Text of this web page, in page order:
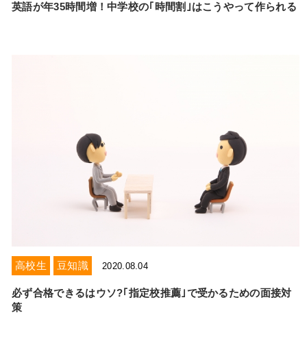
英語が年35時間増！中学校の｢時間割｣はこうやって作られる
高校生 豆知識 2020.08.04
必ず合格できるはウソ?｢指定校推薦｣で受かるための面接対
策